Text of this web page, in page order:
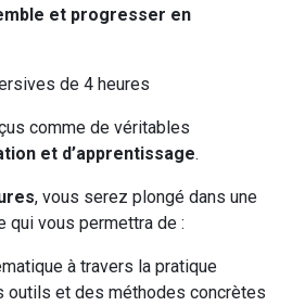
et progresser en
de 4 heures
comme de véritables
et d’apprentissage.
, vous serez plongé dans une
qui vous permettra de :
à travers la pratique
outils et des méthodes concrètes